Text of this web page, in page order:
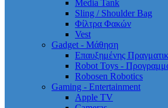
Media Tank
Sling / Shoulder Bag
Φίλτρα Φακών
Vest
Gadget - Μάθηση
Επαυξημένης
Robot Toys -
Robosen Robotics
Gaming - Entertainment
Apple TV